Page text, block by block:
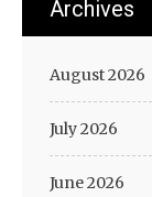
Archives
August 2026
July 2026
June 2026